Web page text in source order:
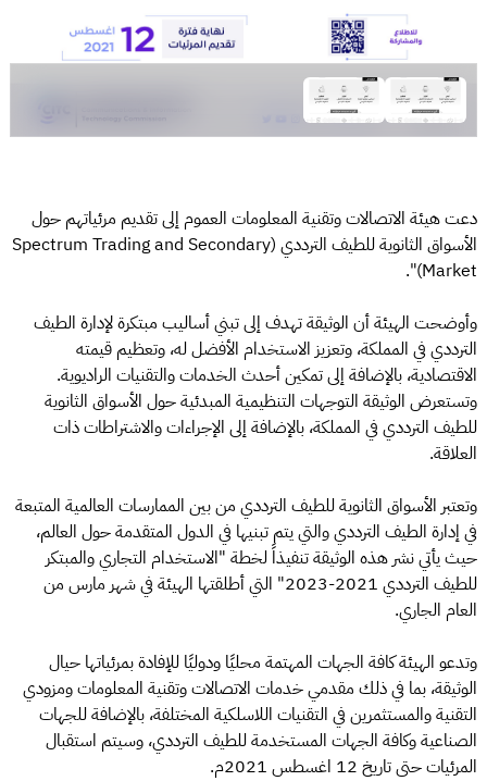
دعت هيئة الاتصالات وتقنية المعلومات العموم إلى تقديم مرئياتهم حول
الأسواق الثانوية للطيف الترددي (Spectrum Trading and Secondary
Market)".
وأوضحت الهيئة أن الوثيقة تهدف إلى تبني أساليب مبتكرة لإدارة الطيف
الترددي في المملكة، وتعزيز الاستخدام الأفضل له، وتعظيم قيمته
الاقتصادية، بالإضافة إلى تمكين أحدث الخدمات والتقنيات الراديوية.
وتستعرض الوثيقة التوجهات التنظيمية المبدئية حول الأسواق الثانوية
للطيف الترددي في المملكة، بالإضافة إلى الإجراءات والاشتراطات ذات
العلاقة.
وتعتبر الأسواق الثانوية للطيف الترددي من بين الممارسات العالمية المتبعة
في إدارة الطيف الترددي والتي يتم تبنيها في الدول المتقدمة حول العالم،
حيث يأتي نشر هذه الوثيقة تنفيذاً لخطة "الاستخدام التجاري والمبتكر
للطيف الترددي 2021-2023" التي أطلقتها الهيئة في شهر مارس من
العام الجاري.
وتدعو الهيئة كافة الجهات المهتمة محليًا ودوليًا للإفادة بمرئياتها حيال
الوثيقة، بما في ذلك مقدمي خدمات الاتصالات وتقنية المعلومات ومزودي
التقنية والمستثمرين في التقنيات اللاسلكية المختلفة، بالإضافة للجهات
الصناعية وكافة الجهات المستخدمة للطيف الترددي، وسيتم استقبال
المرئيات حتى تاريخ 12 اغسطس 2021م.